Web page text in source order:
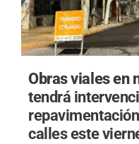
Obras viales en
tendrá
calles este